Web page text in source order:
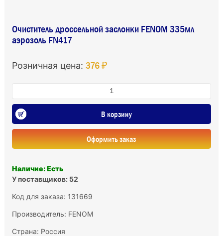
Очиститель дроссельной заслонки FENOM 335мл
аэрозоль FN417
Розничная цена: 376 ₽
В корзину
Оформить заказ
Наличие: Есть
У поставщиков: 52
Код для заказа: 131669
Производитель: FENOM
Страна: Россия